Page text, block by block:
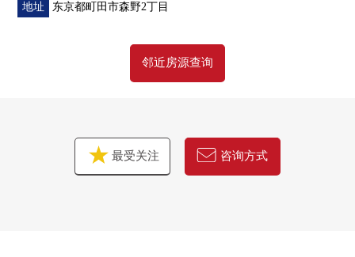
地址 东京都町田市森野2丁目
邻近房源查询
最受关注 咨询方式